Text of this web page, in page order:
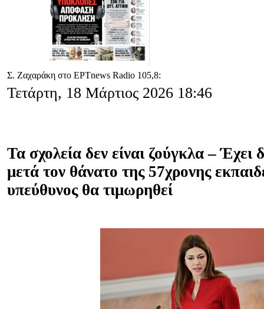
Σ. Ζαχαράκη στο ΕΡΤnews Radio 105,8:
Τετάρτη, 18 Μάρτιος 2026 18:46
Τα σχολεία δεν είναι ζούγκλα – Έχει
μετά τον θάνατο της 57χρονης
υπεύθυνος θα τιμωρηθεί